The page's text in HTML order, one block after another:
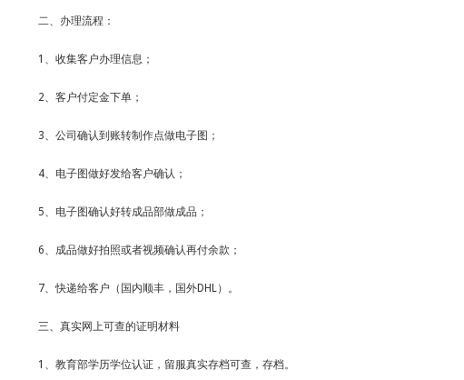
二、办理流程：
1、收集客户办理信息；
2、客户付定金下单；
3、公司确认到账转制作点做电子图；
4、电子图做好发给客户确认；
5、电子图确认好转成品部做成品；
6、成品做好拍照或者视频确认再付余款；
7、快递给客户（国内顺丰，国外DHL）。
三、真实网上可查的证明材料
1、教育部学历学位认证，留服真实存档可查，存档。